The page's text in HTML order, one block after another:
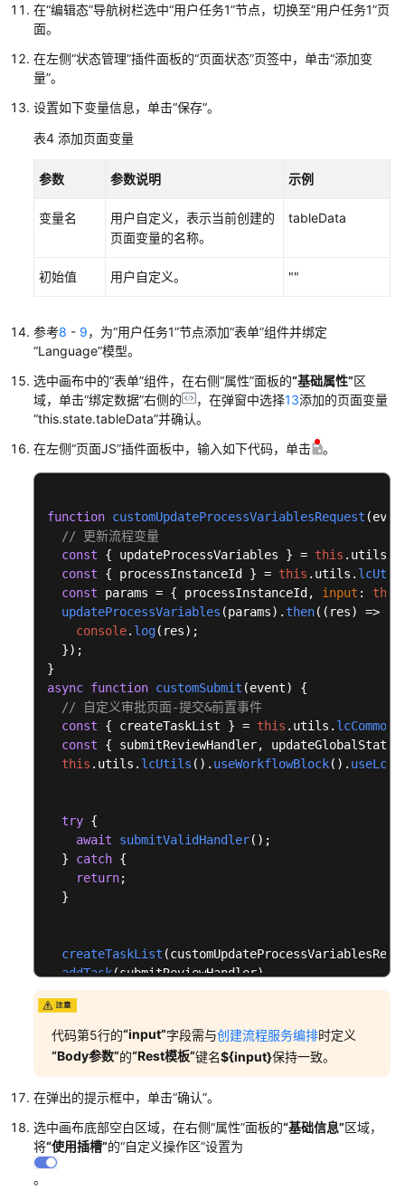
高
属
为
流
务
编
排
为
程
板
定
义
与
管
理
流
件
流
程
功
能
案
例
变
量
务
任
务
出
入
参
在“编辑态”导航树栏选中“用户任务1”节点，切换至“用户任务1”页
面。
在左侧“状态管理”插件面板的“页面状态”页签中，单击“添加变
量”。
设置如下变量信息，单击“保存”。
表4 添加页面变量
参数 参数说明 示例
变量名
用户自定义，表示当前创建的
页面变量的名称。
tableData
初始值 用户自定义。 ""
参考8 - 9，为“用户任务1”节点添加“表单”组件并绑定
“Language”模型。
选中画布中的“表单”组件，在右侧“属性”面板的“基础属性”区
域，单击“绑定数据”右侧的 ，在弹窗中选择13添加的页面变量
“this.state.tableData”并确认。
在左侧“页面JS”插件面板中，输入如下代码，单击 。
function customUpdateProcessVariablesRequest (
// 更新流程变量
const { updateProcessVariables } = this . utils
const { processInstanceId } = this . utils .
const params = { processInstanceId, input : this
updateProcessVariables (params).then( ( res) =>
console. log(res);
  });
async function customSubmit (event) {
// 自定义审批页面-提交&前置事件
const { createTaskList } = this . utils .
const { submitReviewHandler,
this . utils . lcUtils (). useWorkflowBlock().
try {
await
submitValidHandler();
  }
catch {
return;
  }
createTaskList
addTask(submitReviewHandler).
addTask(updateGlobalStateHandler).
addTask
startTask();
}
代码第5行的“input”字段需与创建流程服务编排时定义
“Body参数”的“Rest模板”键名${input}保持一致。
在弹出的提示框中，单击“确认”。
选中画布底部空白区域，在右侧“属性”面板的“基础信息”区域，
将“使用插槽”的“自定义操作区”设置为
。